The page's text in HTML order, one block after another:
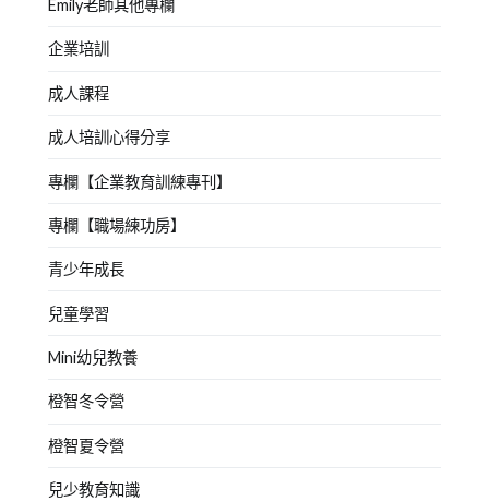
Emily老師其他專欄
企業培訓
成人課程
成人培訓心得分享
專欄【企業教育訓練專刊】
專欄【職場練功房】
青少年成長
兒童學習
Mini幼兒教養
橙智冬令營
橙智夏令營
兒少教育知識